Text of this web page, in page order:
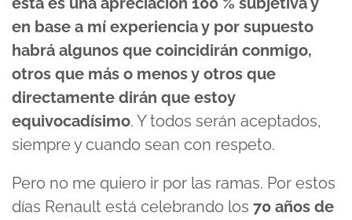
en base a mí experiencia y por supuesto
habrá algunos que coincidirán conmigo,
otros que más o menos y otros que
directamente dirán que estoy
equivocadísimo. Y todos serán aceptados,
siempre y cuando sean con respeto.
Pero no me quiero ir por las ramas. Por estos
días Renault está celebrando los 70 años de